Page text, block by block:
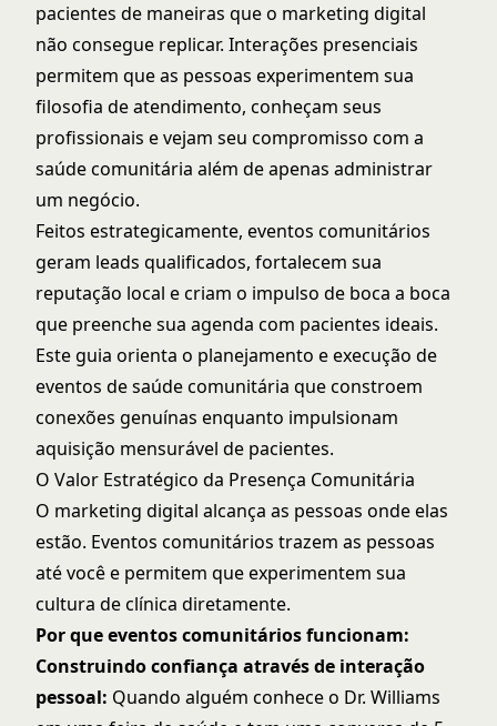
pacientes de maneiras que o marketing digital
não consegue replicar. Interações presenciais
permitem que as pessoas experimentem sua
filosofia de atendimento, conheçam seus
profissionais e vejam seu compromisso com a
saúde comunitária além de apenas administrar
um negócio.
Feitos estrategicamente, eventos comunitários
geram leads qualificados, fortalecem sua
reputação local e criam o impulso de boca a boca
que preenche sua agenda com pacientes ideais.
Este guia orienta o planejamento e execução de
eventos de saúde comunitária que constroem
conexões genuínas enquanto impulsionam
aquisição mensurável de pacientes.
O Valor Estratégico da Presença Comunitária
O marketing digital alcança as pessoas onde elas
estão. Eventos comunitários trazem as pessoas
até você e permitem que experimentem sua
cultura de clínica diretamente.
Por que eventos comunitários funcionam:
Construindo confiança através de interação
pessoal: Quando alguém conhece o Dr. Williams